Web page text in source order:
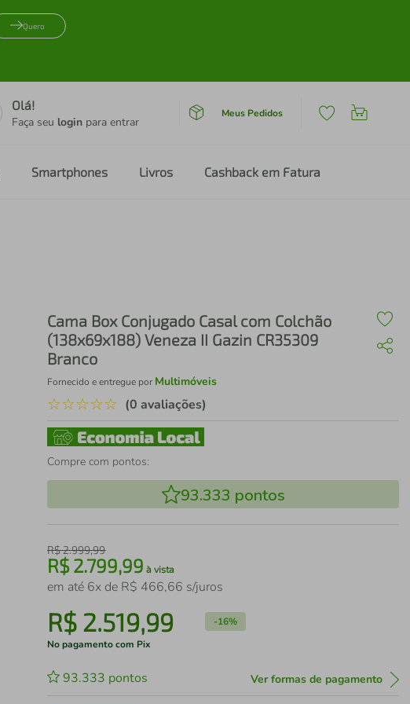
Quero
Olá!
Faça seu login para entrar
Meus Pedidos
Smartphones Livros Cashback em Fatura
Cama Box Conjugado Casal com Colchão
(138x69x188) Veneza II Gazin CR35309
Branco
Fornecido e entregue por Multimóveis
☆☆☆☆☆ (0 avaliações)
Compre com pontos:
93.333 pontos
R$2.999,99
R$2.799,99 à vista
em até 6x de R$ 466,66 s/juros
R$ 2.519,99 -16%
No pagamento com Pix
93.333 pontos Ver formas de pagamento